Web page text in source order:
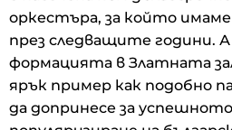
оркестъра, за който имаме
през следващите години.
формацията в Златната
ярък пример как подобно
да допринесе за